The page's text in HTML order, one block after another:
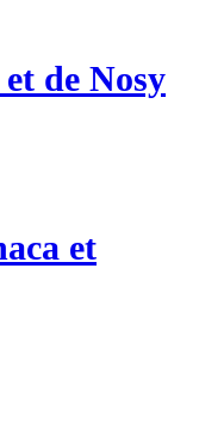
de Nosy
et